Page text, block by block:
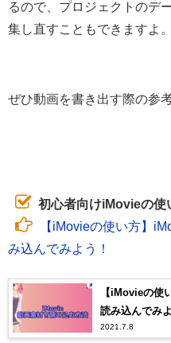
るので、プロジェクトのデ
集し直すこともできますよ。
ぜひ動画を書き出す際の参
初心者向けiMovieの使
【iMovieの使い方】
み込んでみよう！
【iMovieの使
読み込んでみ
2021.7.8